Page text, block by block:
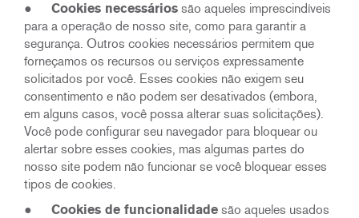
● Cookies necessários são aqueles imprescindíveis
para a operação de nosso site, como para garantir a
segurança. Outros cookies necessários permitem que
forneçamos os recursos ou serviços expressamente
solicitados por você. Esses cookies não exigem seu
consentimento e não podem ser desativados (embora,
em alguns casos, você possa alterar suas solicitações).
Você pode configurar seu navegador para bloquear ou
alertar sobre esses cookies, mas algumas partes do
nosso site podem não funcionar se você bloquear esses
tipos de cookies.
● Cookies de funcionalidade são aqueles usados